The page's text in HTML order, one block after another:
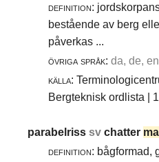
definition:
bestående av berg
påverkas ...
övriga språk: da, de,
källa:
Bergteknisk ordlista |
parabelrisssvchatter
definition: bågformad,